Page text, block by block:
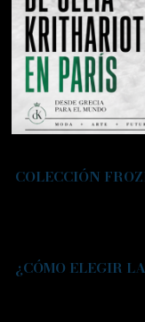
COLECCIÓN
¿CÓMO ELEGIR